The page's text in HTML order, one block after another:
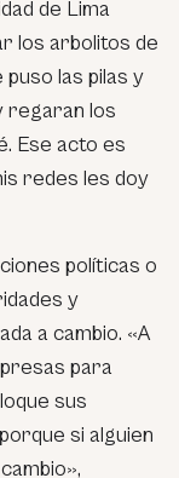
de Lima
los arbolitos de
puso las pilas y
regaran los
Ese acto es
redes les doy
políticas o
y
a cambio. «A
para
sus
si alguien